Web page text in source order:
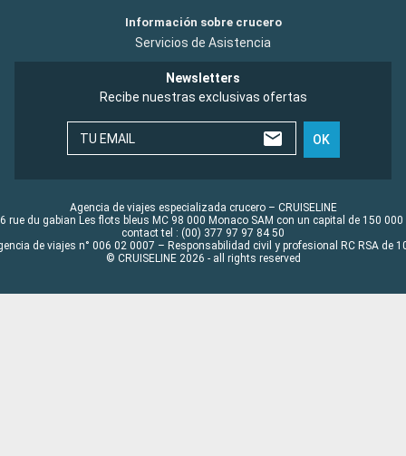
Información sobre crucero
Servicios de Asistencia
Newsletters
Recibe nuestras exclusivas ofertas
TU EMAIL OK
Agencia de viajes especializada crucero – CRUISELINE
rue du gabian Les flots bleus MC 98 000 Monaco SAM con un capital de 150 000
contact tel : (00) 377 97 97 84 50
de viajes n° 006 02 0007 – Responsabilidad civil y profesional RC RSA de
© CRUISELINE 2026 - all rights reserved